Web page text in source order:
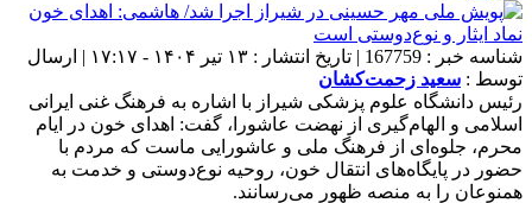
شناسه خبر : 167759 | تاریخ انتشار : ۱۳ تیر ۱۴۰۴ - ۱۷:۱۷ | ارسال
توسط : سعید زحمت‌کشان
رئیس دانشگاه علوم پزشکی شیراز با اشاره به فرهنگ غنی ایرانی
اسلامی و الهام‌گیری از نهضت عاشورا، گفت: اهدای خون در ایام
محرم، جلوه‌ای از فرهنگ ملی و عاشورایی ماست که مردم با
حضور در پایگاه‌های انتقال خون، روحیه نوع‌دوستی و خدمت به
همنوعان را به منصه ظهور می‌رسانند.